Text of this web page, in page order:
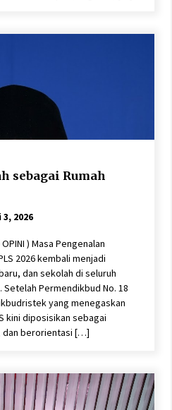
sebagai Rumah
2026
) Masa Pengenalan
2026 kembali menjadi
dan sekolah di seluruh
Permendikbud No. 18
yang menegaskan
kini diposisikan sebagai
dan berorientasi […]